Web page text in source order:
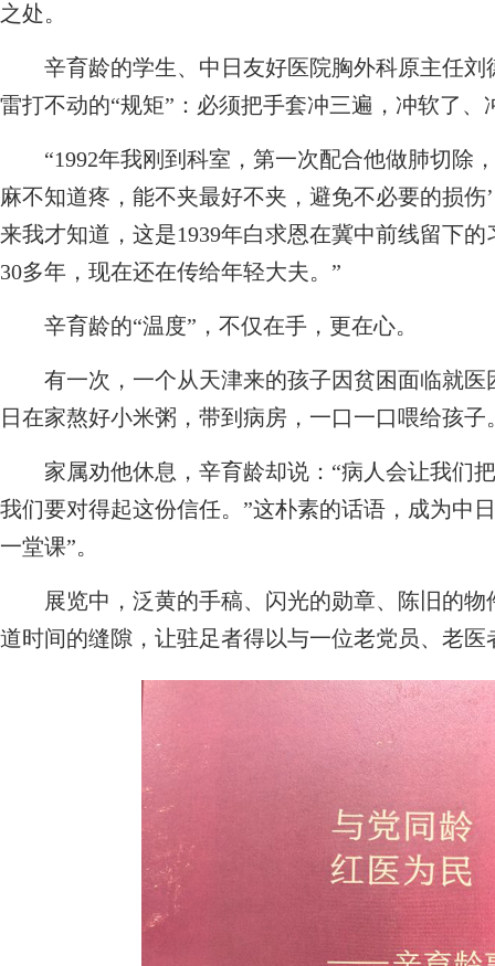
之处。
辛育龄的学生、中日友好医院胸外科原主任刘
雷打不动的“规矩”：必须把手套冲三遍，冲软了
“1992年我刚到科室，第一次配合他做肺切除
麻不知道疼，能不夹最好不夹，避免不必要的损伤
来我才知道，这是1939年白求恩在冀中前线留下
30多年，现在还在传给年轻大夫。”
辛育龄的“温度”，不仅在手，更在心。
有一次，一个从天津来的孩子因贫困面临就医
日在家熬好小米粥，带到病房，一口一口喂给孩子
家属劝他休息，辛育龄却说：“病人会让我们
我们要对得起这份信任。”这朴素的话语，成为中
一堂课”。
展览中，泛黄的手稿、闪光的勋章、陈旧的物
道时间的缝隙，让驻足者得以与一位老党员、老医